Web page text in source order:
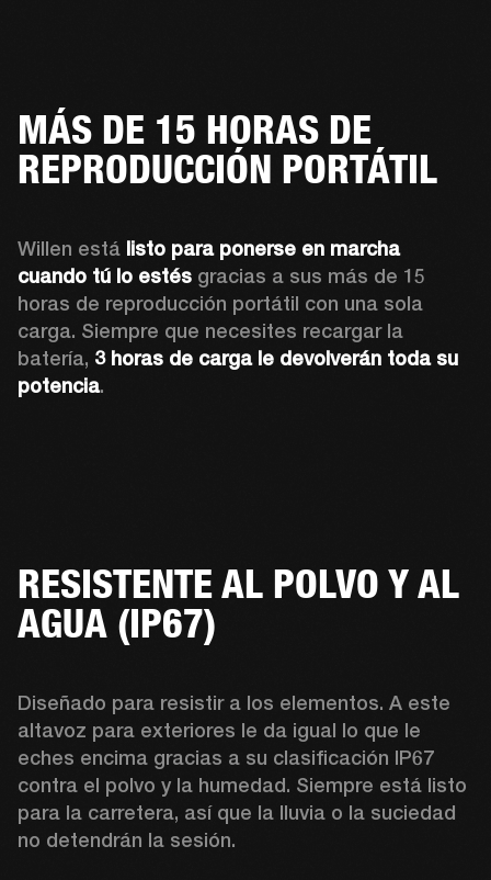
MÁS DE 15 HORAS DE
REPRODUCCIÓN PORTÁTIL
Willen está listo para ponerse en marcha
cuando tú lo estés gracias a sus más de 15
horas de reproducción portátil con una sola
carga. Siempre que necesites recargar la
batería, 3 horas de carga le devolverán toda su
potencia.
RESISTENTE AL POLVO Y AL
AGUA (IP67)
Diseñado para resistir a los elementos. A este
altavoz para exteriores le da igual lo que le
eches encima gracias a su clasificación IP67
contra el polvo y la humedad. Siempre está listo
para la carretera, así que la lluvia o la suciedad
no detendrán la sesión.